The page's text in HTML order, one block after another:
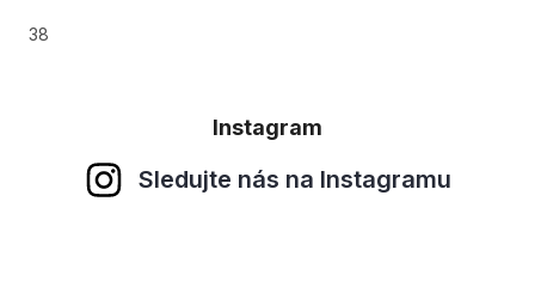
38
Instagram
Sledujte nás na Instagramu